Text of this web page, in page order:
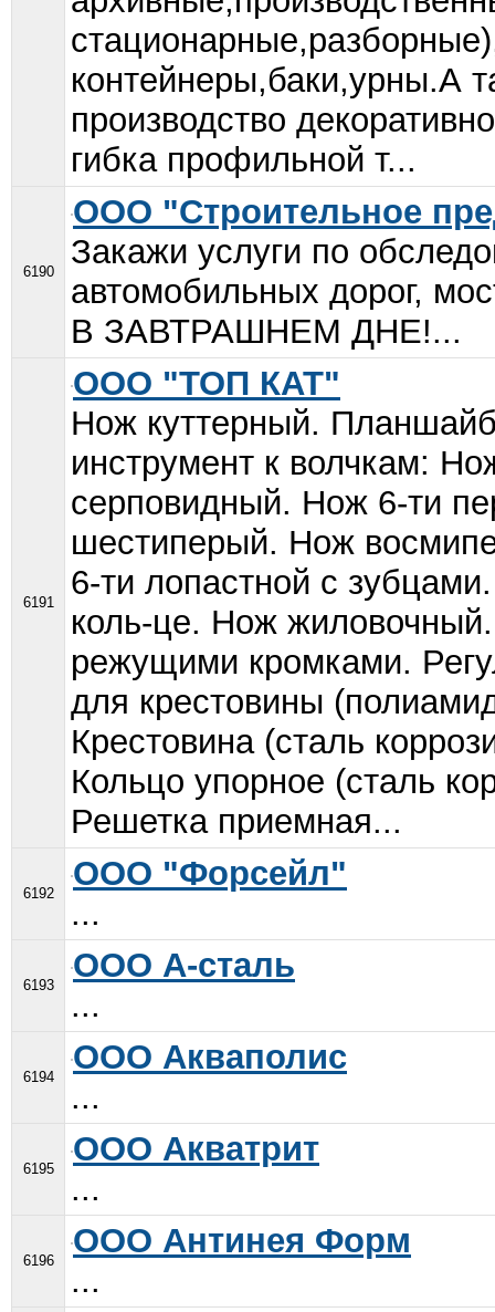
контейнеры,баки,урны.А
производство
гибка профильной т...
6190
ООО "Строительное
Закажи услуги по
автомобильных дорог,
В ЗАВТРАШНЕМ ДНЕ!...
6191
ООО "ТОП КАТ"
Нож куттерный.
инструмент к волчкам:
серповидный. Нож 6-ти
шестиперый. Нож
6-ти лопастной с
коль-це. Нож
режущими кромками.
для крестовины
Крестовина (сталь
Кольцо упорное (сталь
Решетка приемная...
6192
ООО "Форсейл"
...
6193
ООО А-сталь
...
6194
ООО Акваполис
...
6195
ООО Акватрит
...
6196
ООО Антинея Форм
...